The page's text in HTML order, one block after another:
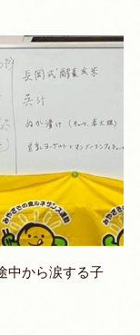
中から涙する子